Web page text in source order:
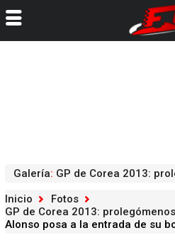
Galería: GP de Corea 2013:
Inicio
Fotos
GP de Corea 2013:
Alonso posa a la entrada de su